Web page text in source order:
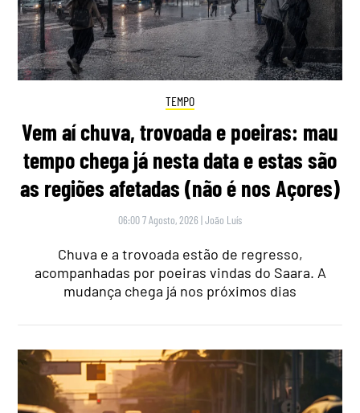
TEMPO
Vem aí chuva, trovoada e poeiras: mau
tempo chega já nesta data e estas são
as regiões afetadas (não é nos Açores)
06:00 7 Agosto, 2026 |João Luís
Chuva e a trovoada estão de regresso,
acompanhadas por poeiras vindas do Saara. A
mudança chega já nos próximos dias